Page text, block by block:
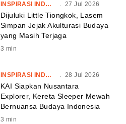
INSPIRASI INDONESIA . 27 Jul 2026
Dijuluki Little Tiongkok, Lasem
Simpan Jejak Akulturasi Budaya
yang Masih Terjaga
3 min
INSPIRASI INDONESIA . 28 Jul 2026
KAI Siapkan Nusantara
Explorer, Kereta Sleeper Mewah
Bernuansa Budaya Indonesia
3 min